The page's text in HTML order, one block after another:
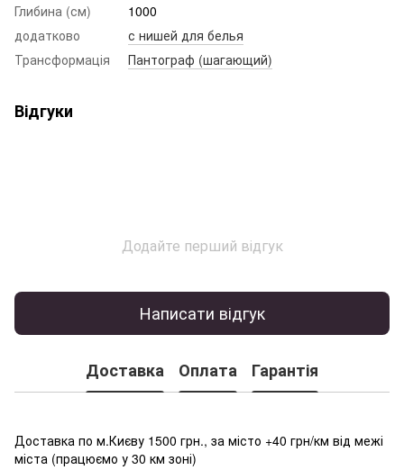
Глибина (см)
1000
додатково
с нишей для белья
Трансформація
Пантограф (шагающий)
Відгуки
Додайте перший відгук
Написати відгук
Доставка Оплата Гарантія
Доставка по м.Києву 1500 грн., за місто +40 грн/км від межі
міста (працюємо у 30 км зоні)